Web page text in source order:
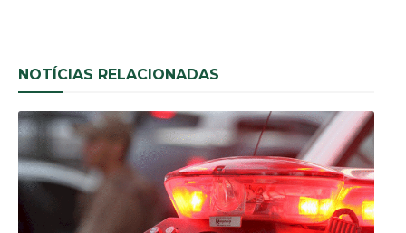
NOTÍCIAS RELACIONADAS